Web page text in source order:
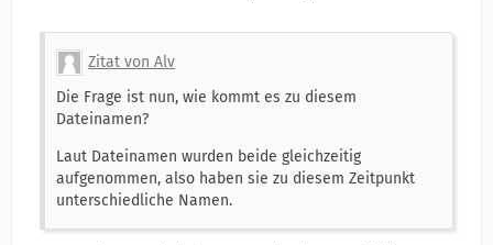
Zitat von Alv
Die Frage ist nun, wie kommt es zu diesem
Dateinamen?
Laut Dateinamen wurden beide gleichzeitig
aufgenommen, also haben sie zu diesem Zeitpunkt
unterschiedliche Namen.